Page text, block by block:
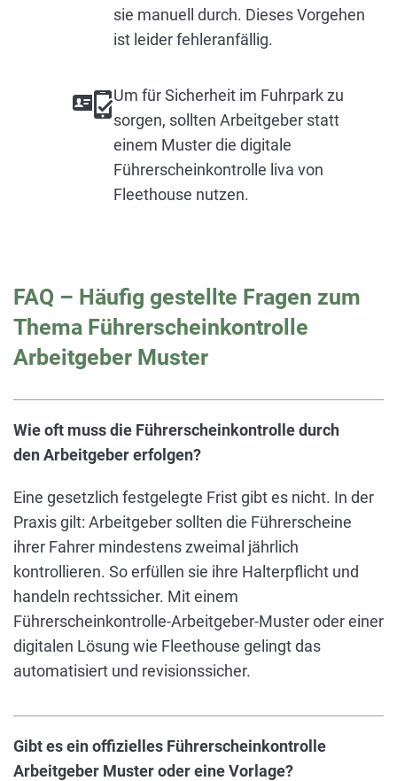
sie manuell durch. Dieses Vorgehen
ist leider fehleranfällig.
Um für Sicherheit im Fuhrpark zu
sorgen, sollten Arbeitgeber statt
einem Muster die digitale
Führerscheinkontrolle liva von
Fleethouse nutzen.
FAQ – Häufig gestellte Fragen zum
Thema Führerscheinkontrolle
Arbeitgeber Muster
Wie oft muss die Führerscheinkontrolle durch
den Arbeitgeber erfolgen?
Eine gesetzlich festgelegte Frist gibt es nicht. In der
Praxis gilt: Arbeitgeber sollten die Führerscheine
ihrer Fahrer mindestens zweimal jährlich
kontrollieren. So erfüllen sie ihre Halterpflicht und
handeln rechtssicher. Mit einem
Führerscheinkontrolle-Arbeitgeber-Muster oder einer
digitalen Lösung wie Fleethouse gelingt das
automatisiert und revisionssicher.
Gibt es ein offizielles Führerscheinkontrolle
Arbeitgeber Muster oder eine Vorlage?